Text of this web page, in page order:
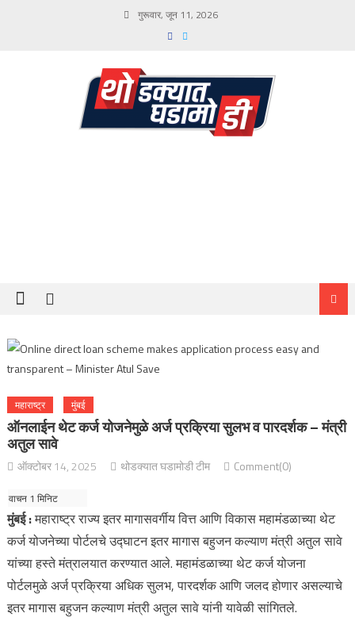
गुरूवार, जून 11, 2026
महाराष्ट्र मुंबई
ऑनलाईन थेट कर्ज योजनेमुळे अर्ज प्रक्रिया सुलभ व पारदर्शक – मंत्री
अतुल सावे
ऑक्टोबर 14, 2025 थोडक्यात घडामोडी टीम Comment(0)
मुंबई :महाराष्ट्र राज्य इतर मागासवर्गीय वित्त आणि विकास महामंडळाच्या थेट
कर्ज योजनेच्या पोर्टलचे उद्घाटन इतर मागास बहुजन कल्याण मंत्री अतुल सावे
यांच्या हस्ते मंत्रालयात करण्यात आले. महामंडळाच्या थेट कर्ज योजना
पोर्टलमुळे अर्ज प्रक्रिया अधिक सुलभ, पारदर्शक आणि जलद होणार असल्याचे
इतर मागास बहुजन कल्याण मंत्री अतुल सावे यांनी यावेळी सांगितले.